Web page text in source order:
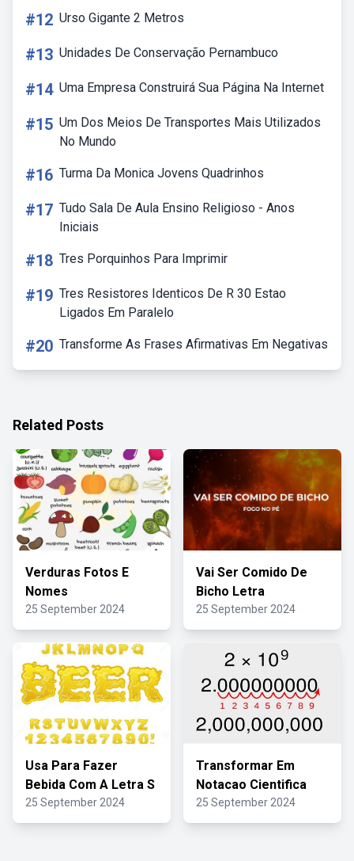
#12 Urso Gigante 2 Metros
#13 Unidades De Conservação Pernambuco
#14 Uma Empresa Construirá Sua Página Na Internet
#15 Um Dos Meios De Transportes Mais Utilizados
No Mundo
#16 Turma Da Monica Jovens Quadrinhos
#17 Tudo Sala De Aula Ensino Religioso - Anos
Iniciais
#18 Tres Porquinhos Para Imprimir
#19 Tres Resistores Identicos De R 30 Estao
Ligados Em Paralelo
#20 Transforme As Frases Afirmativas Em Negativas
Related Posts
Verduras Fotos E
Nomes
25 September 2024
Vai Ser Comido De
Bicho Letra
25 September 2024
Usa Para Fazer
Bebida Com A Letra S
25 September 2024
Transformar Em
Notacao Cientifica
25 September 2024